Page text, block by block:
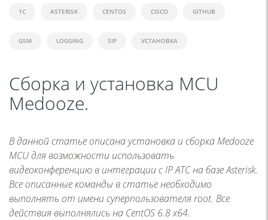
1C ASTERISK CENTOS CISCO GITHUB
GSM LOGGING SIP УСТАНОВКА
Сборка и установка MCU
Medooze.
В данной статье описана установка и сборка Medooze
MCU для возможности использовать
видеоконференцию в интеграции с IP АТС на базе Asterisk.
Все описанные команды в статье необходимо
выполнять от имени суперпользователя root. Все
действия выполнялись на CentOS 6.8 x64.